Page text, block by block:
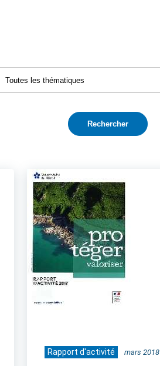
Rapport d'activité mars 2018